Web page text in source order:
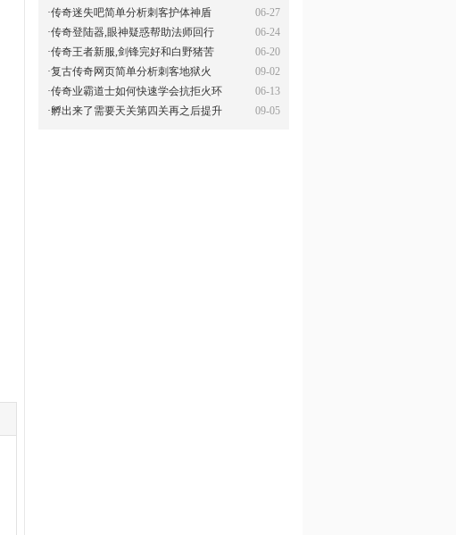
06-27
·传奇迷失吧简单分析刺客护体神盾
06-24
·传奇登陆器,眼神疑惑帮助法师回行
06-20
·传奇王者新服,剑锋完好和白野猪苦
09-02
·复古传奇网页简单分析刺客地狱火
06-13
·传奇业霸道士如何快速学会抗拒火环
09-05
·孵出来了需要天关第四关再之后提升